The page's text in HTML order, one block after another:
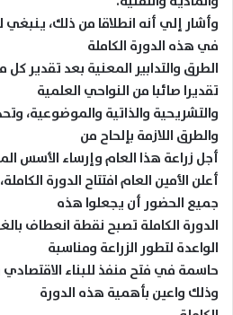
وأشار إلي أنه انطلاقا من ذلك، ينبغي
في هذه الدورة الكاملة
الطرق والتدابير المعنية بعد تقدير
تقديرا صائبا من النواحي العلمية
والتشريحية والذاتية والموضوعية،
والطرق اللازمة بإلحاح من
أجل زراعة هذا العام وإرساء الأسس
أعلن الأمين العام افتتاح الدورة
جميع الحضور أن يجعلوا هذه
الدورة الكاملة تصبح نقطة انعطاف
الواعدة لتطور الزراعة ومناسبة
حاسمة في فتح منفذ للبناء
وذلك واعين بأهمية هذه الدورة